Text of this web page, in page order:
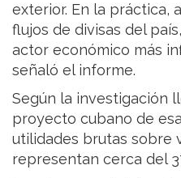
exterior. En la práctica,
flujos de divisas del
actor económico más
señaló el informe.
Según la investigación
proyecto cubano de
utilidades brutas sobre
representan cerca del